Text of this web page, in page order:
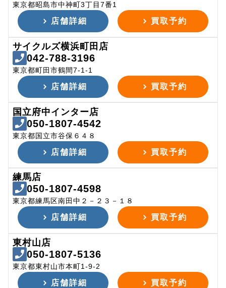
東京都昭島市中神町3丁目7番1
店舗詳細 買取予約
サイクルズ横浜町田店
042-788-3196
東京都町田市鶴間7-1-1
店舗詳細 買取予約
国立府中インター店
050-1807-4542
東京都国立市谷保６４８
店舗詳細 買取予約
練馬店
050-1807-4598
東京都練馬区南田中２－２３－１８
店舗詳細 買取予約
東村山店
050-1807-5136
東京都東村山市本町1-9-2
店舗詳細 買取予約